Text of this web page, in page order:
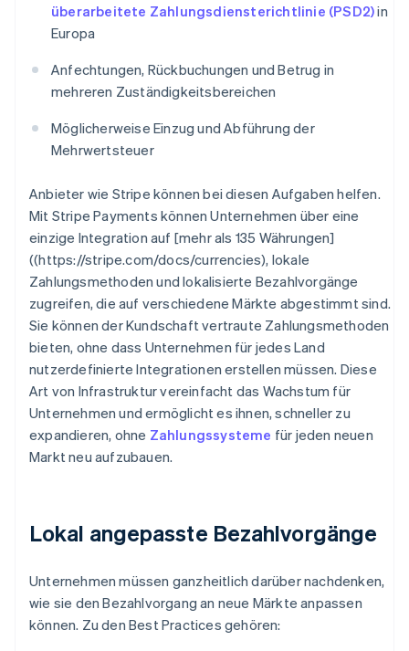
überarbeitete Zahlungsdiensterichtlinie (PSD2)in
Europa
Anfechtungen, Rückbuchungen und Betrug in
mehreren Zuständigkeitsbereichen
Möglicherweise Einzug und Abführung der
Mehrwertsteuer
Anbieter wie Stripe können bei diesen Aufgaben helfen.
Mit Stripe Payments können Unternehmen über eine
einzige Integration auf [mehr als 135 Währungen]
((https://stripe.com/docs/currencies), lokale
Zahlungsmethoden und lokalisierte Bezahlvorgänge
zugreifen, die auf verschiedene Märkte abgestimmt sind.
Sie können der Kundschaft vertraute Zahlungsmethoden
bieten, ohne dass Unternehmen für jedes Land
nutzerdefinierte Integrationen erstellen müssen. Diese
Art von Infrastruktur vereinfacht das Wachstum für
Unternehmen und ermöglicht es ihnen, schneller zu
expandieren, ohne Zahlungssysteme für jeden neuen
Markt neu aufzubauen.
Lokal angepasste Bezahlvorgänge
Unternehmen müssen ganzheitlich darüber nachdenken,
wie sie den Bezahlvorgang an neue Märkte anpassen
können. Zu den Best Practices gehören: